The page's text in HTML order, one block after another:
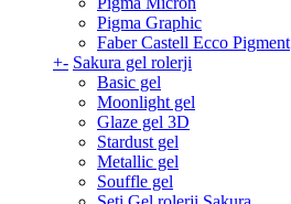
Pigma Graphic
Faber Castell Ecco Pigment
+- Sakura gel rolerji
Basic gel
Moonlight gel
Glaze gel 3D
Stardust gel
Metallic gel
Souffle gel